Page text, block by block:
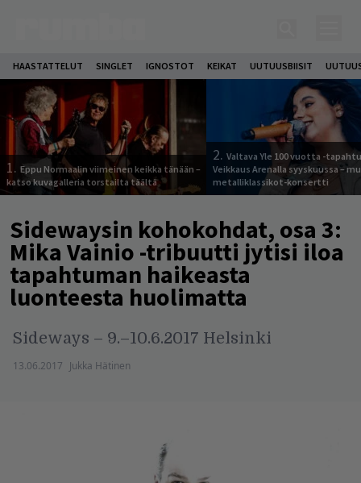
HAASTATTELUT SINGLET IGNOSTOT KEIKAT UUTUUSBIISIT
1. Eppu Normaalin viimeinen keikka tänään –
katso kuvagalleria torstailta täältä
2. Valtava Yle 100 vuotta -
Veikkaus Arenalla syyskuussa –
metalliklassikot-konsertti
Sidewaysin kohokohdat, osa 3:
Mika Vainio -tribuutti jytisi iloa
tapahtuman haikeasta
luonteesta huolimatta
Sideways – 9.–10.6.2017 Helsinki
13.06.2017 Jukka Hätinen